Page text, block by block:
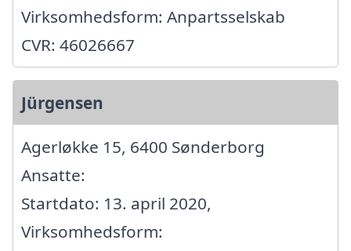
Virksomhedsform: Anpartsselskab
CVR: 46026667
Jürgensen
Agerløkke 15, 6400 Sønderborg
Ansatte:
Startdato: 13. april 2020,
Virksomhedsform: